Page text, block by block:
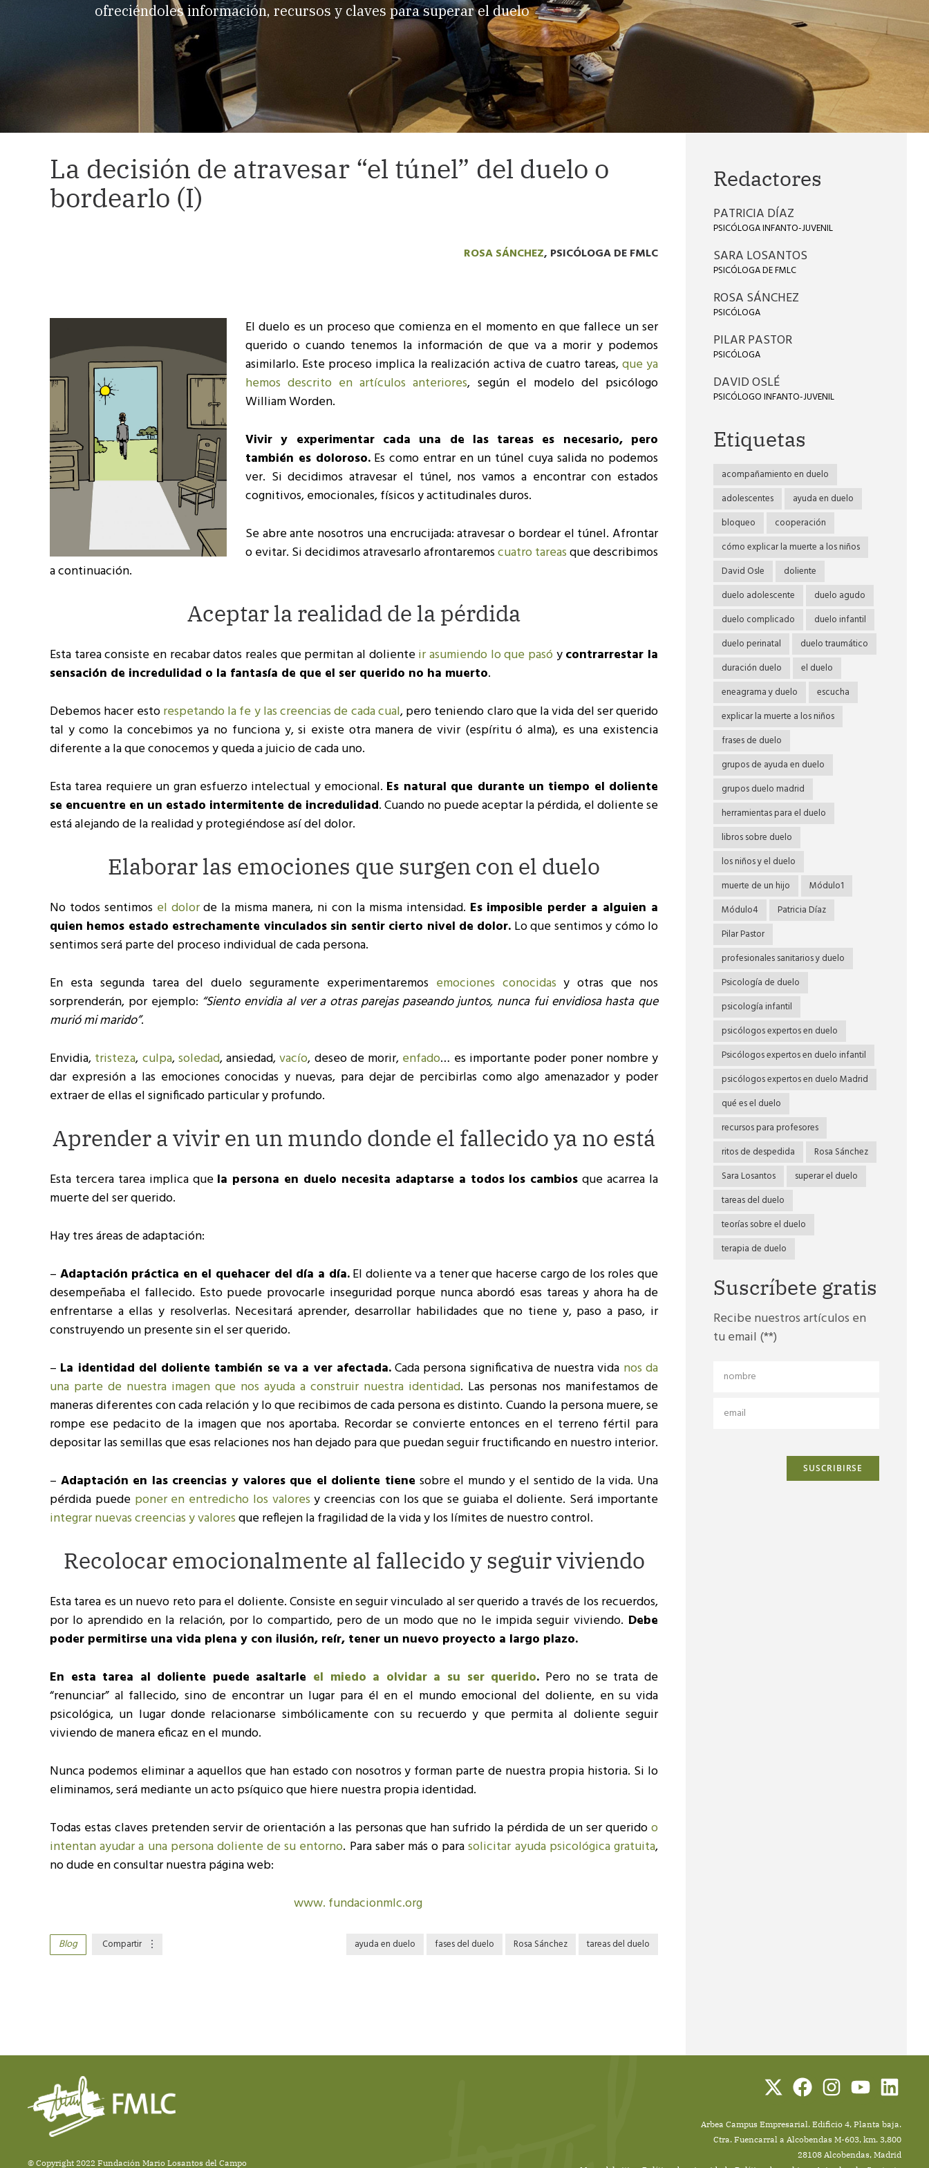
ofreciéndoles información, recursos y claves para superar el duelo
La decisión de atravesar “el túnel” del duelo o
bordearlo (I)
ROSA SÁNCHEZ, PSICÓLOGA DE FMLC
El duelo es un proceso que comienza en el momento en que fallece un ser
querido o cuando tenemos la información de que va a morir y podemos
asimilarlo. Este proceso implica la realización activa de cuatro tareas,que ya
hemos descrito en artículos anteriores, según el modelo del psicólogo
William Worden.
Vivir y experimentar cada una de las tareas es necesario, pero
también es doloroso.Es como entrar en un túnel cuya salida no podemos
ver. Si decidimos atravesar el túnel, nos vamos a encontrar con estados
cognitivos, emocionales, físicos y actitudinales duros.
Se abre ante nosotros una encrucijada: atravesar o bordear el túnel. Afrontar
o evitar. Si decidimos atravesarlo afrontaremoscuatro tareasque describimos
a continuación.
Aceptar la realidad de la pérdida
Esta tarea consiste en recabar datos reales que permitan al dolienteir asumiendo lo que pasóycontrarrestar la
sensación de incredulidad o la fantasía de que el ser querido no ha muerto.
Debemos hacer estorespetando la fe y las creencias de cada cual, pero teniendo claro que la vida del ser querido
tal y como la concebimos ya no funciona y, si existe otra manera de vivir (espíritu ó alma), es una existencia
diferente a la que conocemos y queda a juicio de cada uno.
Esta tarea requiere un gran esfuerzo intelectual y emocional. Es natural que durante un tiempo el doliente
se encuentre en un estado intermitente de incredulidad. Cuando no puede aceptar la pérdida, el doliente se
está alejando de la realidad y protegiéndose así del dolor.
Elaborar las emociones que surgen con el duelo
No todos sentimosel dolorde la misma manera, ni con la misma intensidad. Es imposible perder a alguien a
quien hemos estado estrechamente vinculados sin sentir cierto nivel de dolor. Lo que sentimos y cómo lo
sentimos será parte del proceso individual de cada persona.
En esta segunda tarea del duelo seguramente experimentaremos emociones conocidasy otras que nos
sorprenderán, por ejemplo: “Siento envidia al ver a otras parejas paseando juntos, nunca fui envidiosa hasta que
murió mi marido”.
Envidia, tristeza, culpa,soledad, ansiedad,vacío, deseo de morir, enfado… es importante poder poner nombre y
dar expresión a las emociones conocidas y nuevas, para dejar de percibirlas como algo amenazador y poder
extraer de ellas el significado particular y profundo.
Aprender a vivir en un mundo donde el fallecido ya no está
Esta tercera tarea implica que la persona en duelo necesita adaptarse a todos los cambios que acarrea la
muerte del ser querido.
Hay tres áreas de adaptación:
– Adaptación práctica en el quehacer del día a día.El doliente va a tener que hacerse cargo de los roles que
desempeñaba el fallecido. Esto puede provocarle inseguridad porque nunca abordó esas tareas y ahora ha de
enfrentarse a ellas y resolverlas. Necesitará aprender, desarrollar habilidades que no tiene y, paso a paso, ir
construyendo un presente sin el ser querido.
– La identidad del doliente también se va a ver afectada.Cada persona significativa de nuestra vida nos da
una parte de nuestra imagen que nos ayuda a construir nuestra identidad. Las personas nos manifestamos de
maneras diferentes con cada relación y lo que recibimos de cada persona es distinto. Cuando la persona muere, se
rompe ese pedacito de la imagen que nos aportaba. Recordar se convierte entonces en el terreno fértil para
depositar las semillas que esas relaciones nos han dejado para que puedan seguir fructificando en nuestro interior.
– Adaptación en las creencias y valores que el doliente tiene sobre el mundo y el sentido de la vida. Una
pérdida puede poner en entredicho los valores y creencias con los que se guiaba el doliente. Será importante
integrar nuevas creencias y valoresque reflejen la fragilidad de la vida y los límites de nuestro control.
Recolocar emocionalmente al fallecido y seguir viviendo
Esta tarea es un nuevo reto para el doliente. Consiste en seguir vinculado al ser querido a través de los recuerdos,
por lo aprendido en la relación, por lo compartido, pero de un modo que no le impida seguir viviendo. Debe
poder permitirse una vida plena y con ilusión, reír, tener un nuevo proyecto a largo plazo.
En esta tarea al doliente puede asaltarle el miedo a olvidar a su ser querido. Pero no se trata de
“renunciar” al fallecido, sino de encontrar un lugar para él en el mundo emocional del doliente, en su vida
psicológica, un lugar donde relacionarse simbólicamente con su recuerdo y que permita al doliente seguir
viviendo de manera eficaz en el mundo.
Nunca podemos eliminar a aquellos que han estado con nosotros y forman parte de nuestra propia historia. Si lo
eliminamos, será mediante un acto psíquico que hiere nuestra propia identidad.
Todas estas claves pretenden servir de orientación a las personas que han sufrido la pérdida de un ser queridoo
intentan ayudar a una persona doliente de su entorno. Para saber más o parasolicitar ayuda psicológica gratuita,
no dude en consultar nuestra página web:
www. fundacionmlc.org
Blog Compartir ayuda en duelo fases del duelo Rosa Sánchez tareas del duelo
Redactores
PATRICIA DÍAZ
PSICÓLOGA INFANTO-JUVENIL
SARA LOSANTOS
PSICÓLOGA DE FMLC
ROSA SÁNCHEZ
PSICÓLOGA
PILAR PASTOR
PSICÓLOGA
DAVID OSLÉ
PSICÓLOGO INFANTO-JUVENIL
Etiquetas
acompañamiento en duelo
adolescentes
ayuda en duelo
bloqueo
cooperación
cómo explicar la muerte a los niños
David Osle
doliente
duelo adolescente
duelo agudo
duelo complicado
duelo infantil
duelo perinatal
duelo traumático
duración duelo
el duelo
eneagrama y duelo
escucha
explicar la muerte a los niños
frases de duelo
grupos de ayuda en duelo
grupos duelo madrid
herramientas para el duelo
libros sobre duelo
los niños y el duelo
muerte de un hijo
Módulo1
Módulo4
Patricia Díaz
Pilar Pastor
profesionales sanitarios y duelo
Psicología de duelo
psicología infantil
psicólogos expertos en duelo
Psicólogos expertos en duelo infantil
psicólogos expertos en duelo Madrid
qué es el duelo
recursos para profesores
ritos de despedida
Rosa Sánchez
Sara Losantos
superar el duelo
tareas del duelo
teorías sobre el duelo
terapia de duelo
Suscríbete gratis
Recibe nuestros artículos en
tu email (**)
© Copyright 2022 Fundación Mario Losantos del Campo
Arbea Campus Empresarial. Edificio 4, Planta baja.
Ctra. Fuencarral a Alcobendas M-603, km. 3,800
28108 Alcobendas, Madrid